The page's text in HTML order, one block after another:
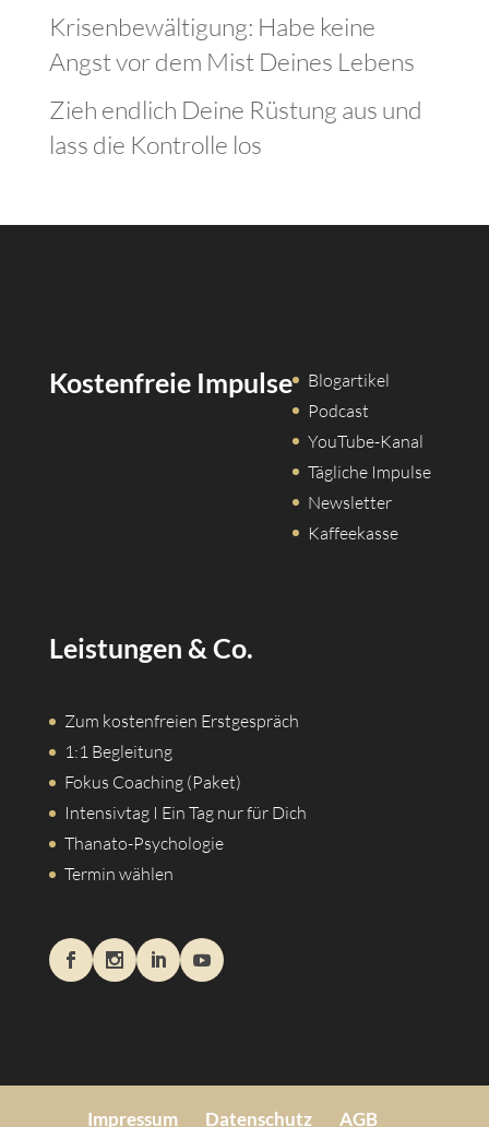
Krisenbewältigung: Habe keine
Angst vor dem Mist Deines Lebens
Zieh endlich Deine Rüstung aus und
lass die Kontrolle los
Kostenfreie Impulse
Blogartikel
Podcast
YouTube-Kanal
Tägliche Impulse
Newsletter
Kaffeekasse
Leistungen & Co.
Zum kostenfreien Erstgespräch
1:1 Begleitung
Fokus Coaching (Paket)
Intensivtag I Ein Tag nur für Dich
Thanato-Psychologie
Termin wählen
Impressum Datenschutz AGB